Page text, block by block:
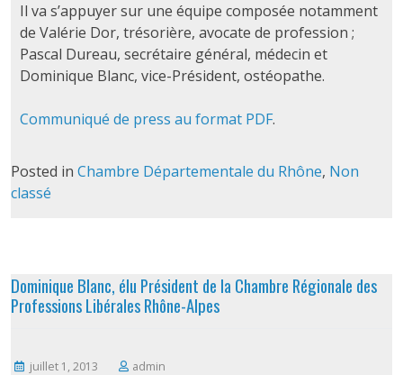
Il va s’appuyer sur une équipe composée notamment
de Valérie Dor, trésorière, avocate de profession ;
Pascal Dureau, secrétaire général, médecin et
Dominique Blanc, vice-Président, ostéopathe.
Communiqué de press au format PDF.
Posted in Chambre Départementale du Rhône, Non
classé
Dominique Blanc, élu Président de la Chambre Régionale des
Professions Libérales Rhône-Alpes
juillet 1, 2013 admin